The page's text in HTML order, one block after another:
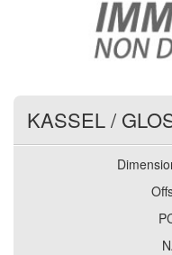
KASSEL/